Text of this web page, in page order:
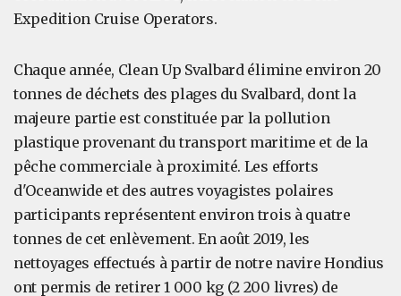
Expedition Cruise Operators.
Chaque année, Clean Up Svalbard élimine environ 20
tonnes de déchets des plages du Svalbard, dont la
majeure partie est constituée par la pollution
plastique provenant du transport maritime et de la
pêche commerciale à proximité. Les efforts
d'Oceanwide et des autres voyagistes polaires
participants représentent environ trois à quatre
tonnes de cet enlèvement. En août 2019, les
nettoyages effectués à partir de notre navire Hondius
ont permis de retirer 1 000 kg (2 200 livres) de